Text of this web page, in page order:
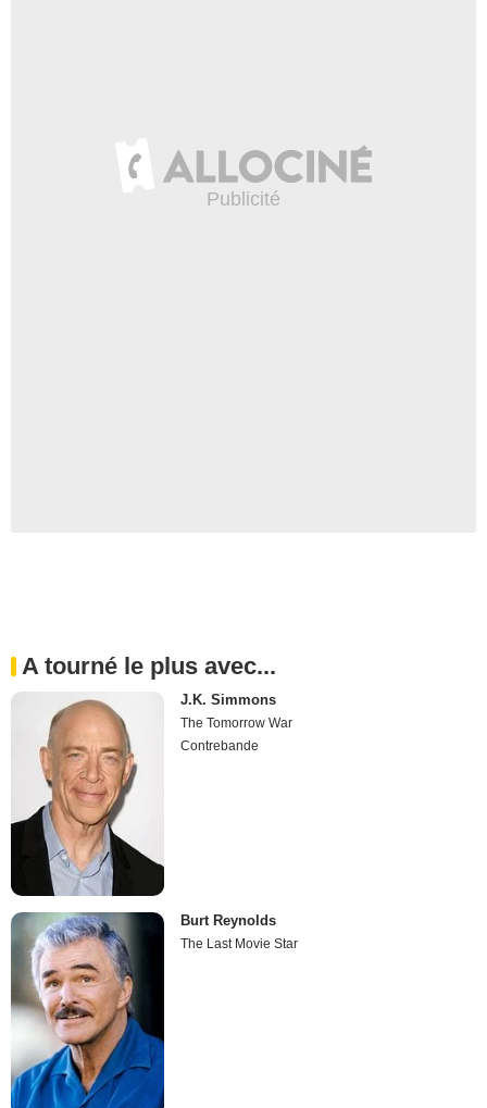
A tourné le plus avec...
J.K. Simmons
The Tomorrow War
Contrebande
Burt Reynolds
The Last Movie Star